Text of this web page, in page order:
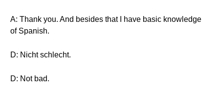
A: Thank you. And besides that I have basic knowledge
of Spanish.
D: Nicht schlecht.
D: Not bad.